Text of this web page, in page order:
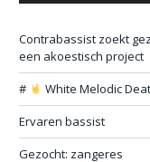
Contrabassist zoekt
een akoestisch project
#
White Melodic
Ervaren bassist
Gezocht: zangeres